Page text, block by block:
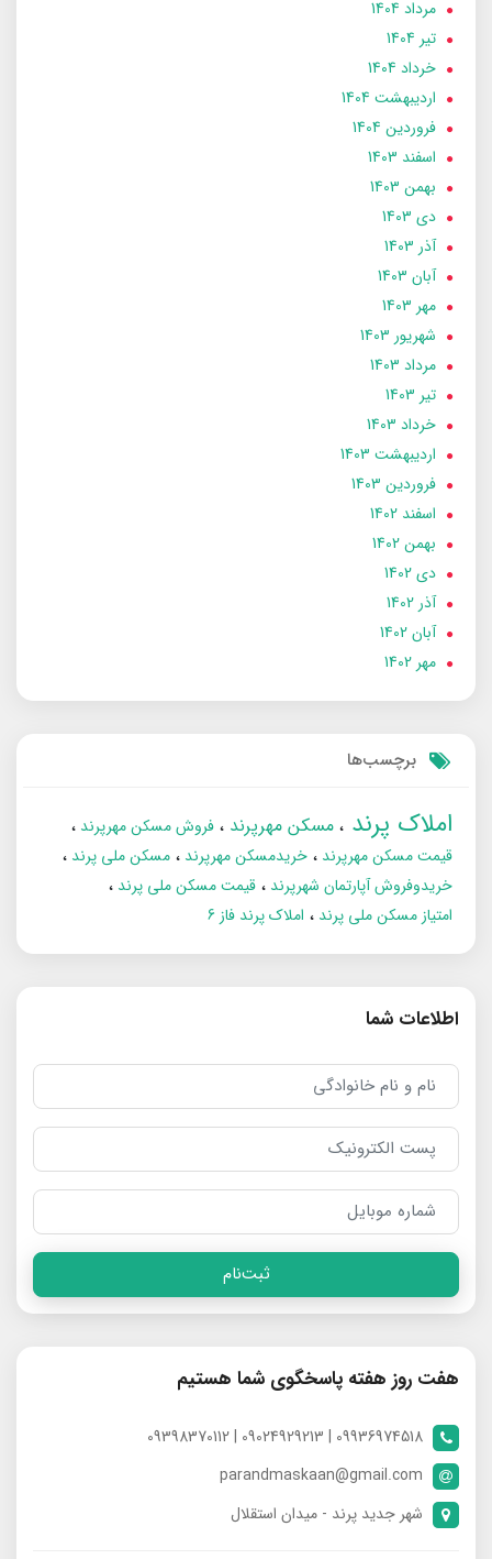
مرداد 1404
تير 1404
خرداد 1404
ارديبهشت 1404
فروردین 1404
اسفند 1403
بهمن 1403
دی 1403
آذر 1403
آبان 1403
مهر 1403
شهریور 1403
مرداد 1403
تير 1403
خرداد 1403
ارديبهشت 1403
فروردین 1403
اسفند 1402
بهمن 1402
دی 1402
آذر 1402
آبان 1402
مهر 1402
برچسب‌ها
املاک پرند مسکن مهرپرند
فروش مسکن مهرپرند
قیمت مسکن مهرپرند
خریدمسکن مهرپرند
مسکن ملی پرند
خریدوفروش آپارتمان شهرپرند
قیمت مسکن ملی پرند
امتیاز مسکن ملی پرند
املاک پرند فاز 6
اطلاعات شما
ثبت‌نام
هفت روز هفته پاسخگوی شما هستیم
09936974518 | 09024929213 | 09398370112
parandmaskaan@gmail.com
شهر جدید پرند - میدان استقلال